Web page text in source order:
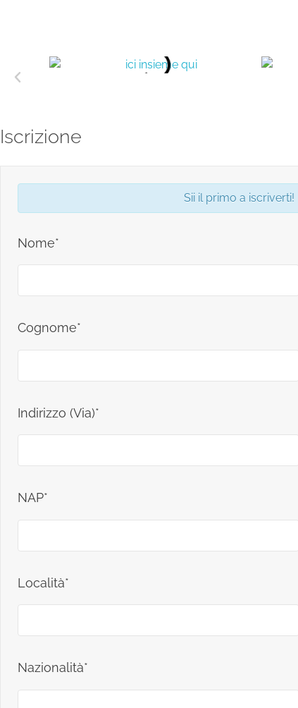
Iscrizione
Sii il primo a iscriverti!
Nome*
Cognome*
Indirizzo (Via)*
NAP*
Località*
Nazionalità*